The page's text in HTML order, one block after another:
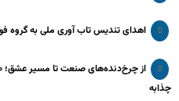
اهدای تندیس تاب آوری ملی به گروه
چذابه